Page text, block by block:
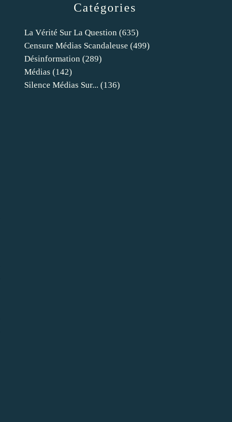
Catégories
La Vérité Sur La Question (635)
Censure Médias Scandaleuse (499)
Désinformation (289)
Médias (142)
Silence Médias Sur... (136)